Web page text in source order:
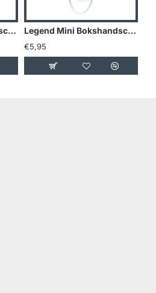
Legend Mini Bokshandschoenen - Goud/Geel Legend Mini Bokshandschoenen - Holland
€5,95